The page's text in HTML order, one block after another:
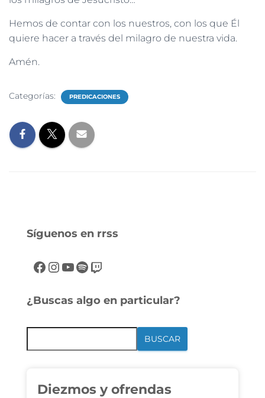
Hemos de contar con los nuestros, con los que Él
quiere hacer a través del milagro de nuestra vida.
Amén.
Categorías: PREDICACIONES
Síguenos en rrss
¿Buscas algo en particular?
BUSCAR
Diezmos y ofrendas